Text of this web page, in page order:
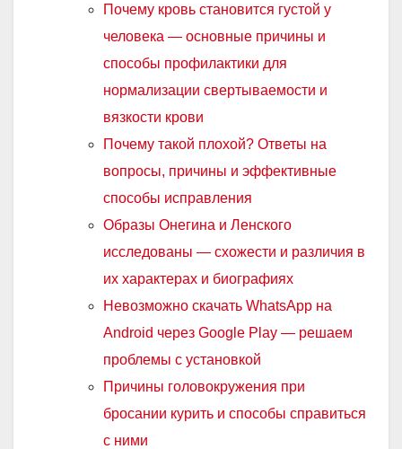
Почему кровь становится густой у
человека — основные причины и
способы профилактики для
нормализации свертываемости и
вязкости крови
Почему такой плохой? Ответы на
вопросы, причины и эффективные
способы исправления
Образы Онегина и Ленского
исследованы — схожести и различия в
их характерах и биографиях
Невозможно скачать WhatsApp на
Android через Google Play — решаем
проблемы с установкой
Причины головокружения при
бросании курить и способы справиться
с ними